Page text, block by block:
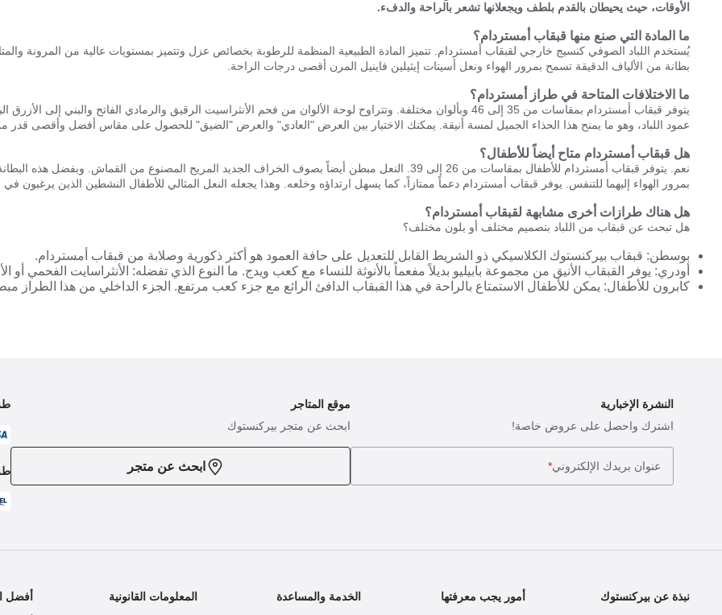
الأوقات، حيث يحيطان بالقدم بلطف ويجعلانها تشعر بالراحة والدفء.
ما المادة التي صنع منها قبقاب أمستردام؟
يُستخدم اللباد الصوفي كنسيج خارجي لقبقاب أمستردام. تتميز المادة الطبيعية المنظمة للرطوبة بخصائص عزل وتتميز بمستويات عالية من المرونة
بطانة من الألياف الدقيقة تسمح بمرور الهواء ونعل أسيتات إيثيلين فاينيل المرن أقصى درجات الراحة.
ما الاختلافات المتاحة في طراز أمستردام؟
يتوفر قبقاب أمستردام بمقاسات من 35 إلى 46 وبألوان مختلفة. وتتراوح لوحة الألوان من فحم الأنثراسيت الرقيق والرمادي الفاتح
عمود اللباد، وهو ما يمنح هذا الحذاء الجميل لمسة أنيقة. يمكنك الاختيار بين العرض "العادي" والعرض "الضيق" للحصول على مقاس أفضل وأقصى قدر
هل قبقاب أمستردام متاح أيضاً للأطفال؟
نعم. يتوفر قبقاب أمستردام للأطفال بمقاسات من 26 إلى 39. النعل مبطن أيضاً بصوف الخراف الجديد المريح المصنوع
بمرور الهواء إليهما للتنفس. يوفر قبقاب أمستردام دعماً ممتازاً، كما يسهل ارتداؤه وخلعه. وهذا يجعله النعل المثالي للأطفال النشطين الذين يرغبون
هل هناك طرازات أخرى مشابهة لقبقاب أمستردام؟
هل تبحث عن قبقاب من اللباد بتصميم مختلف أو بلون مختلف؟
بوسطن: قبقاب بيركنستوك الكلاسيكي ذو الشريط القابل للتعديل على حافة العمود هو أكثر ذكورية وصلابة من قبقاب أمستردام.
أودري: يوفر القبقاب الأنيق من مجموعة بابيليو بديلاً مفعماً بالأنوثة للنساء مع كعب ويدج. ما النوع الذي تفضله: الأنثراسايت الفحمي أو
كابرون للأطفال: يمكن للأطفال الاستمتاع بالراحة في هذا القبقاب الدافئ الرائع مع جزء كعب مرتفع. الجزء الداخلي من هذا الطراز
النشرة الإخبارية
اشترك واحصل على عروض خاصة!
عنوان بريدك الإلكتروني*
موقع المتاجر
ابحث عن متجر بيركنستوك
ابحث عن متجر
نبذة عن بيركنستوك أمور يجب معرفتها الخدمة والمساعدة المعلومات القانونية أفضل